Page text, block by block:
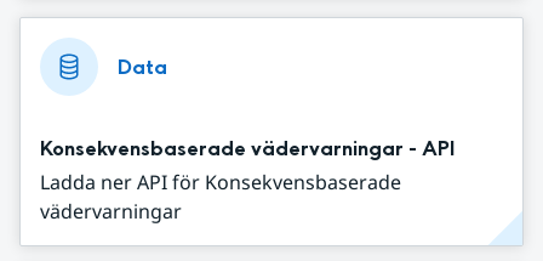
Data
Konsekvensbaserade vädervarningar - API
Ladda ner API för Konsekvensbaserade
vädervarningar